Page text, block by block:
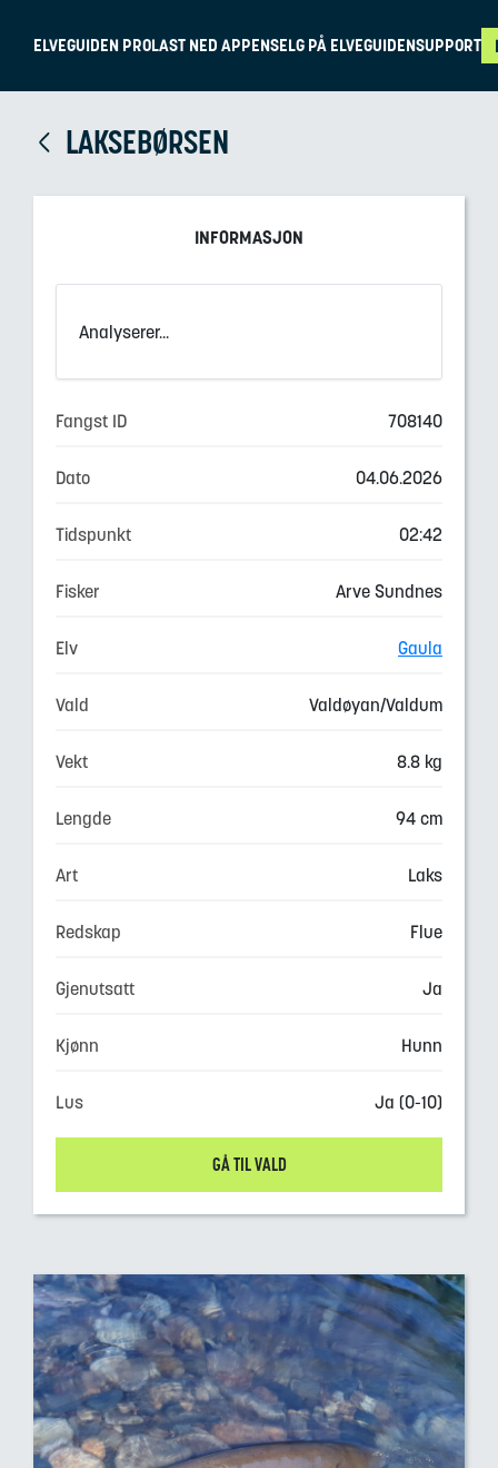
ELVEGUIDEN PROLAST NED APPENSELG PÅ ELVEGUIDENSUPPORT
LAKSEBØRSEN
INFORMASJON
Analyserer...
Fangst ID 708140
Dato 04.06.2026
Tidspunkt 02:42
Fisker Arve Sundnes
Elv Gaula
Vald Valdøyan/Valdum
Vekt 8.8 kg
Lengde 94 cm
Art Laks
Redskap Flue
Gjenutsatt Ja
Kjønn Hunn
Lus Ja (0-10)
GÅ TIL VALD